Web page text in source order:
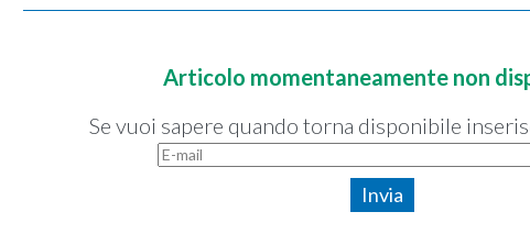
very cool, uv-reduction, stretch,
Taglie disponibili:S-M-L-XL
Articolo momentaneamente non
Se vuoi sapere quando torna disponibile
Invia